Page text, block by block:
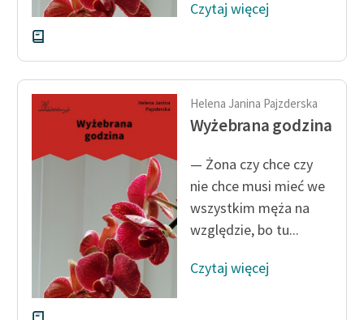
Szkoła Poezji Wolnych
Lektur
O nas
Kontakt
Zasady wykorzystania
Wolnych Lektur
Logotypy
Materiały promocyjne
Czytaj więcej
Helena Janina Pajzderska
Wyżebrana godzina
— Żona czy chce czy
nie chce musi mieć we
wszystkim męża na
względzie, bo tu...
Czytaj więcej